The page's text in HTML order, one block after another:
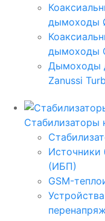
дымоходы
дымоходы
Дымоходы
Zanussi
Стабилизаторы
Источники
(ИБП)
GSM-